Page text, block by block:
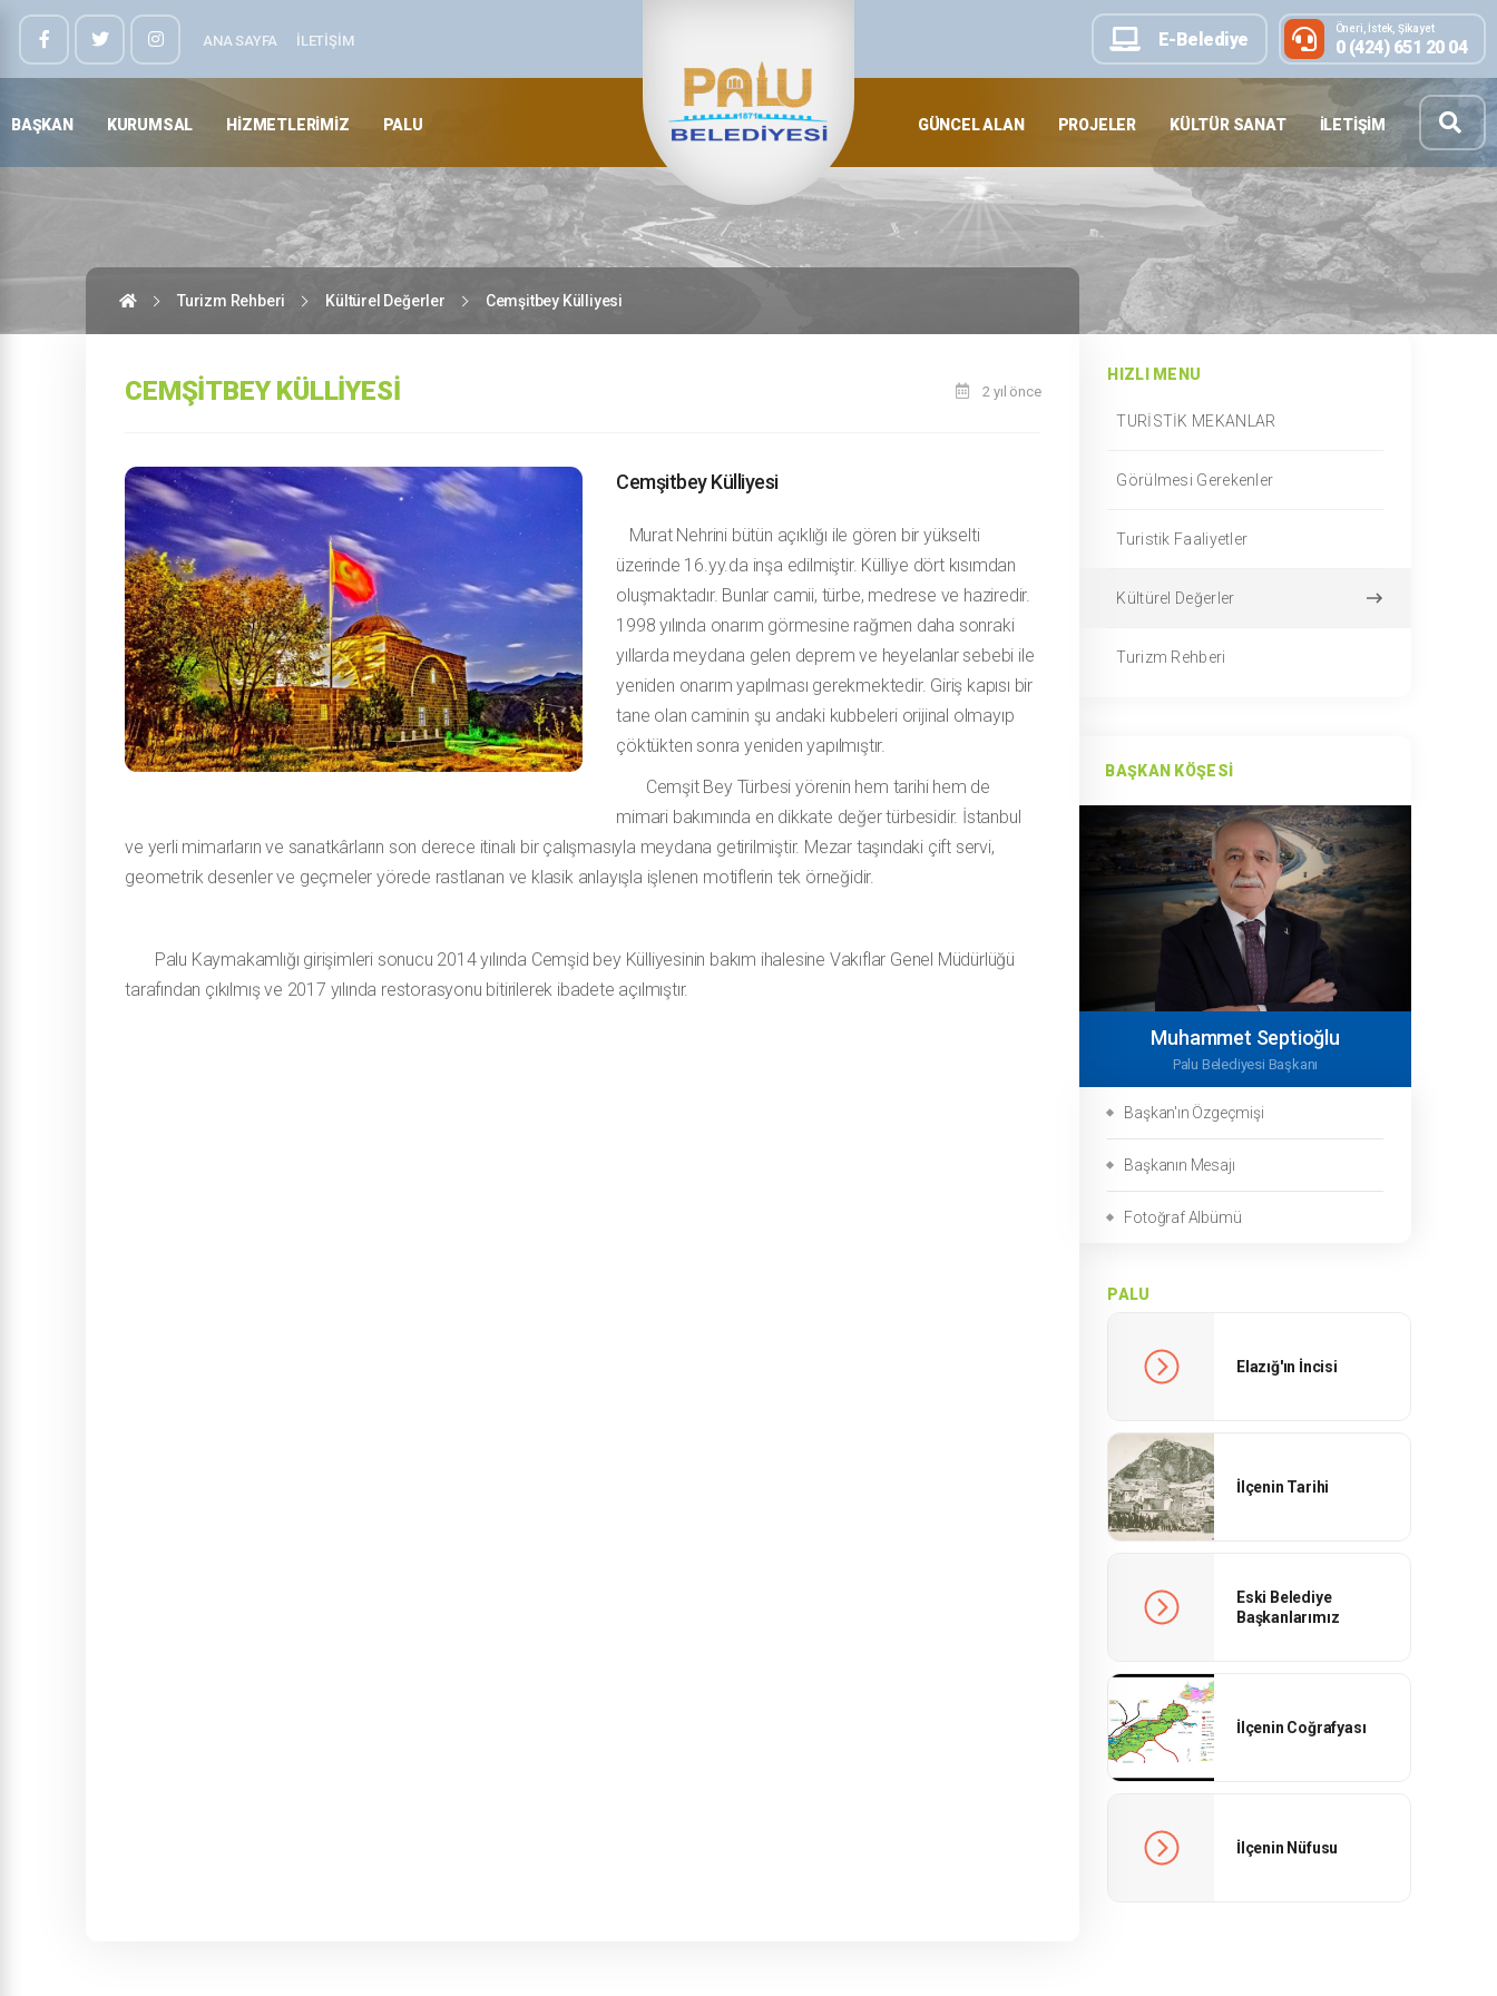
ANA SAYFA İLETIŞIM E-Belediye
Öneri, İstek, Şikayet
0 (424) 651 20 04
BAŞKAN KURUMSAL HIZMETLERIMIZ PALU GÜNCEL ALAN PROJELER KÜLTÜR SANAT İLETIŞIM
Turizm Rehberi Kültürel Değerler Cemşitbey Külliyesi
CEMŞITBEY KÜLLIYESI 2 yıl önce
Cemşitbey Külliyesi
Murat Nehrini bütün açıklığı ile gören bir yükselti
üzerinde 16.yy.da inşa edilmiştir. Külliye dört kısımdan
oluşmaktadır. Bunlar camii, türbe, medrese ve haziredir.
1998 yılında onarım görmesine rağmen daha sonraki
yıllarda meydana gelen deprem ve heyelanlar sebebi ile
yeniden onarım yapılması gerekmektedir. Giriş kapısı bir
tane olan caminin şu andaki kubbeleri orijinal olmayıp
çöktükten sonra yeniden yapılmıştır.
Cemşit Bey Türbesi yörenin hem tarihi hem de
mimari bakımında en dikkate değer türbesidir. İstanbul
ve yerli mimarların ve sanatkârların son derece itinalı bir çalışmasıyla meydana getirilmiştir. Mezar taşındaki çift servi,
geometrik desenler ve geçmeler yörede rastlanan ve klasik anlayışla işlenen motiflerin tek örneğidir.
Palu Kaymakamlığı girişimleri sonucu 2014 yılında Cemşid bey Külliyesinin bakım ihalesine Vakıflar Genel Müdürlüğü
tarafından çıkılmış ve 2017 yılında restorasyonu bitirilerek ibadete açılmıştır.
HIZLI MENU
TURİSTİK MEKANLAR
Görülmesi Gerekenler
Turistik Faaliyetler
Kültürel Değerler
Turizm Rehberi
BAŞKAN KÖŞESI
Muhammet Septioğlu
Palu Belediyesi Başkanı
Başkan'ın Özgeçmişi
Başkanın Mesajı
Fotoğraf Albümü
PALU
Elazığ'ın İncisi
İlçenin Tarihi
Eski Belediye
Başkanlarımız
İlçenin Coğrafyası
İlçenin Nüfusu